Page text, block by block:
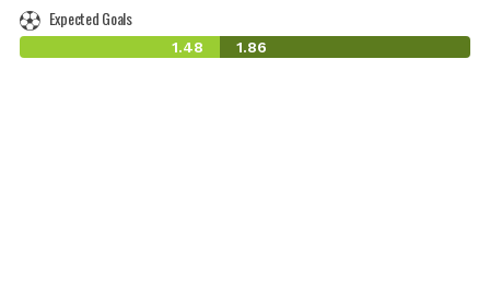
Expected Goals
1.48 1.86